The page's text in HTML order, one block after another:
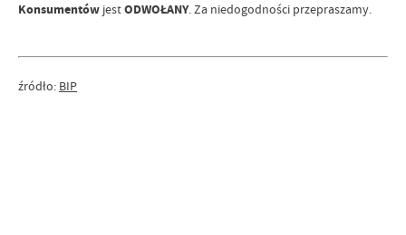
Konsumentów jestODWOŁANY. Za niedogodności przepraszamy.
źródło: BIP